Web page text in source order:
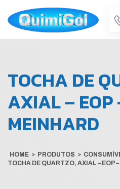
TOCHA DE
AXIAL – EOP
MEINHARD
HOME > PRODUTOS >
TOCHA DE QUARTZO, AXIAL – EOP